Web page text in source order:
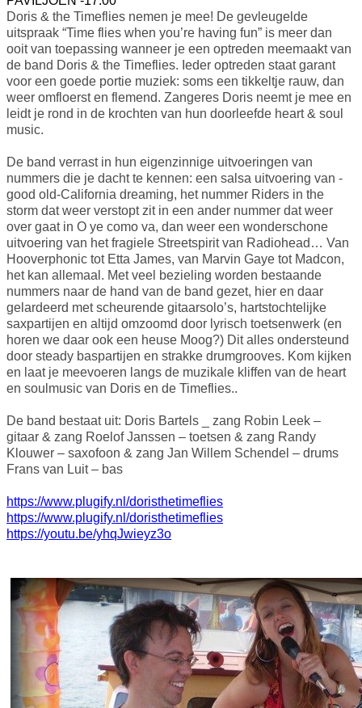
Doris & the Timeflies nemen je mee! De gevleugelde
uitspraak “Time flies when you’re having fun” is meer dan
ooit van toepassing wanneer je een optreden meemaakt van
de band Doris & the Timeflies. Ieder optreden staat garant
voor een goede portie muziek: soms een tikkeltje rauw, dan
weer omfloerst en flemend. Zangeres Doris neemt je mee en
leidt je rond in de krochten van hun doorleefde heart & soul
music.
De band verrast in hun eigenzinnige uitvoeringen van
nummers die je dacht te kennen: een salsa uitvoering van -
good old-California dreaming, het nummer Riders in the
storm dat weer verstopt zit in een ander nummer dat weer
over gaat in O ye como va, dan weer een wonderschone
uitvoering van het fragiele Streetspirit van Radiohead… Van
Hooverphonic tot Etta James, van Marvin Gaye tot Madcon,
het kan allemaal. Met veel bezieling worden bestaande
nummers naar de hand van de band gezet, hier en daar
gelardeerd met scheurende gitaarsolo’s, hartstochtelijke
saxpartijen en altijd omzoomd door lyrisch toetsenwerk (en
horen we daar ook een heuse Moog?) Dit alles ondersteund
door steady baspartijen en strakke drumgrooves. Kom kijken
en laat je meevoeren langs de muzikale kliffen van de heart
en soulmusic van Doris en de Timeflies..
De band bestaat uit: Doris Bartels _ zang Robin Leek –
gitaar & zang Roelof Janssen – toetsen & zang Randy
Klouwer – saxofoon & zang Jan Willem Schendel – drums
Frans van Luit – bas
https://www.plugify.nl/doristhetimeflies
https://www.plugify.nl/doristhetimeflies
https://youtu.be/yhqJwieyz3o